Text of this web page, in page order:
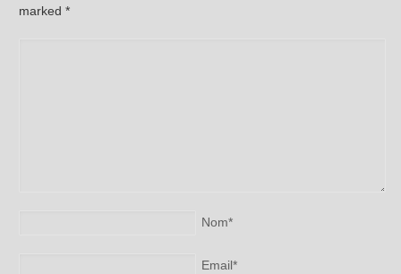
marked*
Nom*
Email*